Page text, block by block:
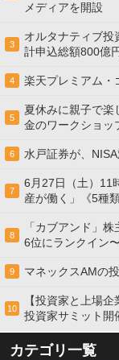
メディアを開設
3
オルタナティブ投
計申込総額800億
4 楽天プレミアム・
5
夏休みに親子で楽
金のワークショッ
6 水戸証券が、
7
6月27日（土）11
産が働く」《5種
8
「カブアンド」
6位にランクイン〜
9 マネックスAMの
10
【投資家と上場
投資家サミット開
カテゴリ一覧